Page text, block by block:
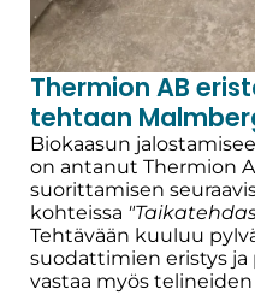
Thermion AB
tehtaan
Biokaasun
on antanut Thermion
suorittamisen
kohteissa
Tehtävään kuuluu
suodattimien eristys ja
vastaa myös